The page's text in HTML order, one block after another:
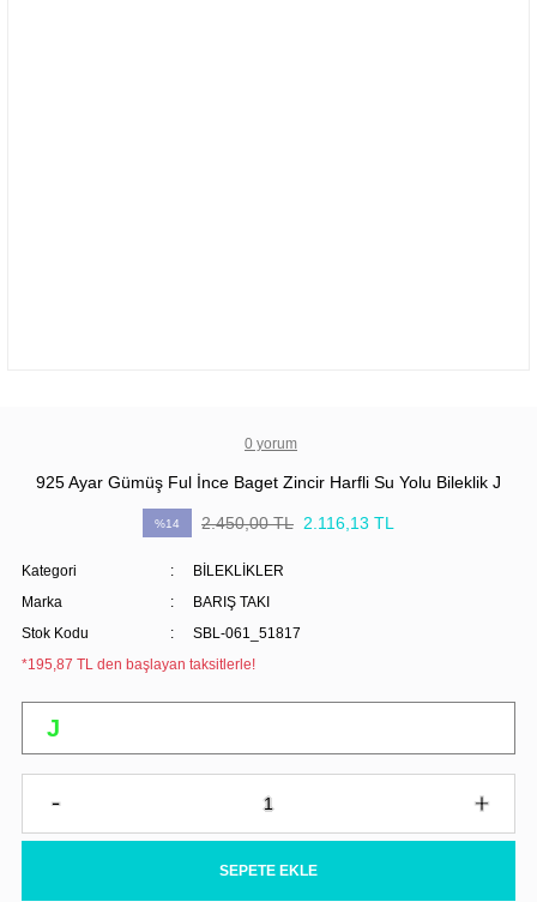
0 yorum
925 Ayar Gümüş Ful İnce Baget Zincir Harfli Su Yolu Bileklik J
%14 2.450,00 TL 2.116,13 TL
Kategori
BİLEKLİKLER
Marka
BARIŞ TAKI
Stok Kodu
SBL-061_51817
*195,87 TL den başlayan taksitlerle!
SEPETE EKLE